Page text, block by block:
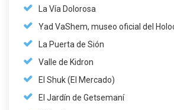
La Vía Dolorosa
Yad VaShem, museo oficial del
La Puerta de Sión
Valle de Kidron
El Shuk (El Mercado)
El Jardín de Getsemaní